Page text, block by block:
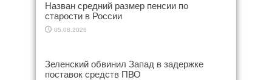
Назван средний размер пенсии по
старости в России
05.08.2026
Зеленский обвинил Запад в задержке
поставок средств ПВО